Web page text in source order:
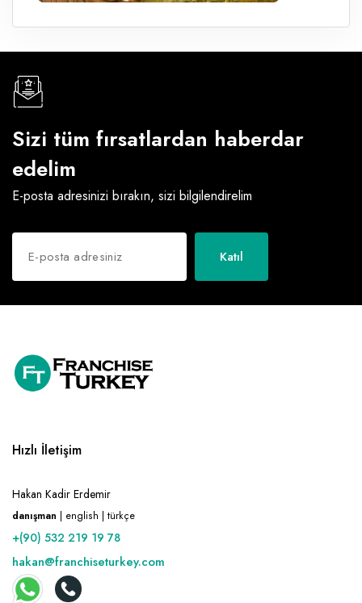
Sizi tüm fırsatlardan haberdar
edelim
E-posta adresinizi bırakın, sizi bilgilendirelim
Katıl
Hızlı İletişim
Hakan Kadir Erdemir
danışman | english | türkçe
+(90) 532 219 19 78
hakan@franchiseturkey.com